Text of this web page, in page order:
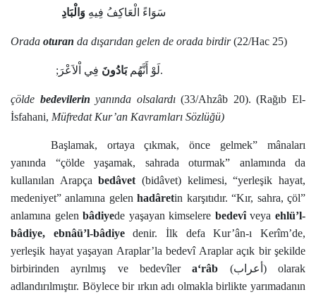
سَوَاءً الْعَاكِفُ فِيهِ وَالْبَادِ
Orada oturan da dışarıdan gelen de orada birdir(22/Hac 25)
; لَوْ أَنَّهُمبَادُونَ فِي اْلاَعْرَ .
çölde bedevilerin yanında olsalardı(33/Ahzâb 20). (Rağıb El-
İsfahani, Müfredat Kur’an Kavramları Sözlüğü)
Başlamak, ortaya çıkmak, önce gelmek” mânaları
yanında “çölde yaşamak, sahrada oturmak” anlamında da
kullanılan Arapçabedâvet (bidâvet) kelimesi, “yerleşik hayat,
medeniyet” anlamına gelenhadâretin karşıtıdır. “Kır, sahra, çöl”
anlamına gelenbâdiyede yaşayan kimselere bedevîveyaehlü’l-
bâdiye, ebnâü’l-bâdiyedenir. İlk defa Kur’ân-ı Kerîm’de,
yerleşik hayat yaşayan Araplar’la bedevî Araplar açık bir şekilde
birbirinden ayrılmış ve bedevîlera‘râb (أعراب ) olarak
adlandırılmıştır. Böylece bir ırkın adı olmakla birlikte yarımadanın